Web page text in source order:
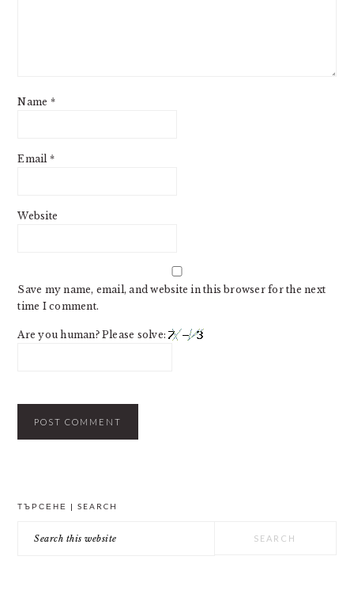
Name *
Email *
Website
Save my name, email, and website in this browser for the next
time I comment.
Are you human? Please solve:
ТЪРСЕНЕ | SEARCH
this